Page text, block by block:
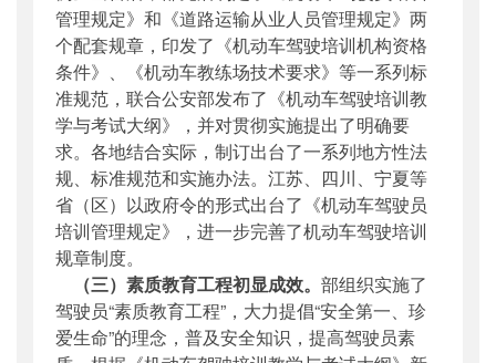
管理规定》和《道路运输从业人员管理规定》两
个配套规章，印发了《机动车驾驶培训机构资格
条件》、《机动车教练场技术要求》等一系列标
准规范，联合公安部发布了《机动车驾驶培训教
学与考试大纲》，并对贯彻实施提出了明确要
求。各地结合实际，制订出台了一系列地方性法
规、标准规范和实施办法。江苏、四川、宁夏等
省（区）以政府令的形式出台了《机动车驾驶员
培训管理规定》，进一步完善了机动车驾驶培训
规章制度。
（三）素质教育工程初显成效。 部组织实施了
驾驶员“素质教育工程”，大力提倡“安全第一、珍
爱生命”的理念，普及安全知识，提高驾驶员素